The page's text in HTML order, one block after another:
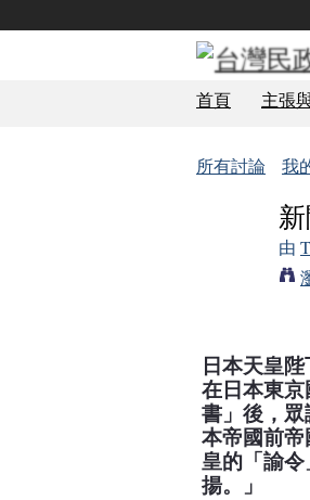
首頁 主張
所有討論 我
由
日本天皇
在日本東
書」後，
本帝國前
皇的「諭
揚。」